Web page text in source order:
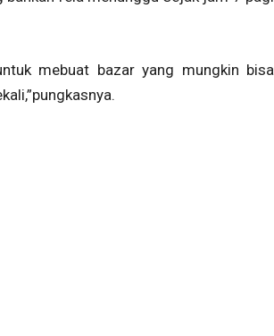
mebuat bazar yang mungkin bisa